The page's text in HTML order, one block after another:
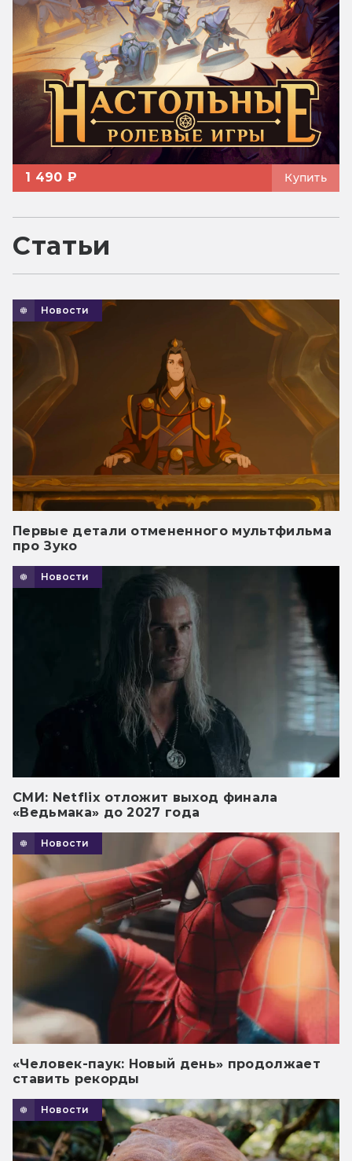
1 490 ₽ Купить
Статьи
Новости
Первые детали отмененного мультфильма
про Зуко
Новости
СМИ: Netflix отложит выход финала
«Ведьмака» до 2027 года
Новости
«Человек-паук: Новый день» продолжает
ставить рекорды
Новости